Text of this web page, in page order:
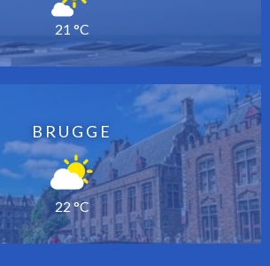
21 °C
BRUGGE
22 °C